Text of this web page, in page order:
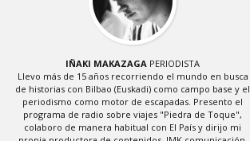
IÑAKI MAKAZAGA PERIODISTA
Llevo más de 15 años recorriendo el mundo en busca
de historias con Bilbao (Euskadi) como campo base y el
periodismo como motor de escapadas. Presento el
programa de radio sobre viajes "Piedra de Toque",
colaboro de manera habitual con El País y dirijo mi